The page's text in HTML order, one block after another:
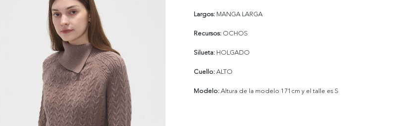
Largos: MANGA LARGA
Recursos: OCHOS
Silueta: HOLGADO
Cuello: ALTO
Modelo: Altura de la modelo 171cm y el talle es S